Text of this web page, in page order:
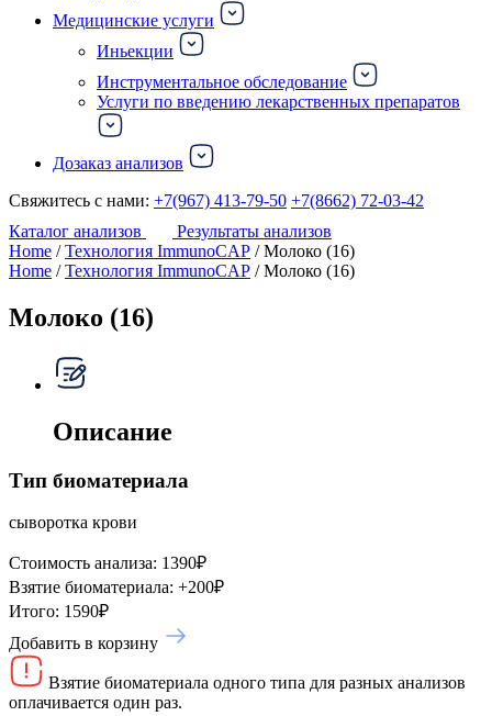
Медицинские услуги
Иньекции
Инструментальное обследование
Услуги по введению лекарственных препаратов
Дозаказ анализов
Свяжитесь с нами: +7(967) 413-79-50 +7(8662) 72-03-42
Каталог анализов
Результаты анализов
Home /Технология ImmunoCAP / Молоко (16)
Home /Технология ImmunoCAP / Молоко (16)
Молоко (16)
Описание
Тип биоматериала
сыворотка крови
Стоимость анализа: 1390₽
Взятие биоматериала: +200₽
Итого: 1590₽
Добавить в корзину
Взятие биоматериала одного типа для разных анализов
оплачивается один раз.